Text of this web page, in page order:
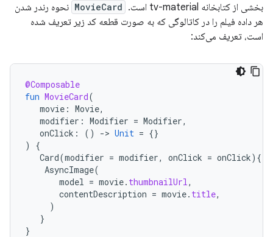
بخشی از کتابخانه tv-material است. MovieCard نحوه رندر شدن
هر داده فیلم را در کاتالوگی که به صورت قطعه کد زیر تعریف شده
است، تعریف می‌کند:
@Composable
fun MovieCard(
movie : Movie,
modifier : Modifier = Modifier,
onClick : () -> Unit = {}
)
{
Card(modifier = modifier, onClick = onClick){
AsyncImage(
model = movie. thumbnailUrl ,
contentDescription = movie. title,
)
}
}